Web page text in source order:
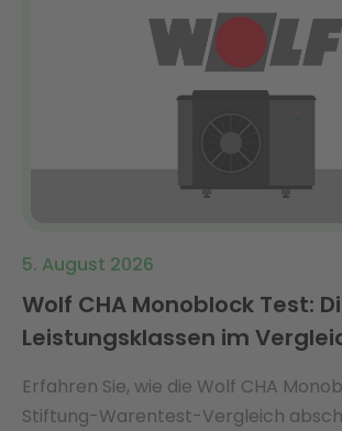
5. August 2026
Wolf CHA Monoblock Test:
Leistungsklassen im
Erfahren Sie, wie die Wolf CHA
Stiftung-Warentest-Vergleich